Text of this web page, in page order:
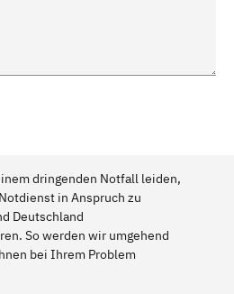
dringenden Notfall leiden,
in Anspruch zu
Deutschland
So werden wir umgehend
bei Ihrem Problem